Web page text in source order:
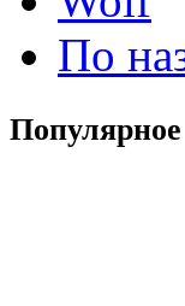
По
Популярное